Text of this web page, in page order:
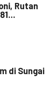
Rutan
di Sungai